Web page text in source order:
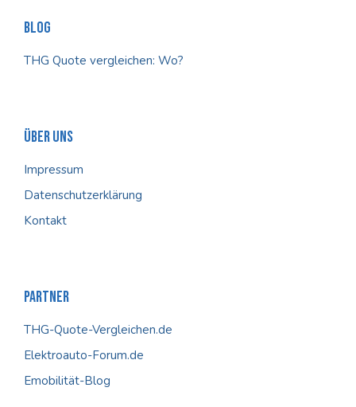
Blog
THG Quote vergleichen: Wo?
Über Uns
Impressum
Datenschutzerklärung
Kontakt
Partner
THG-Quote-Vergleichen.de
Elektroauto-Forum.de
Emobilität-Blog